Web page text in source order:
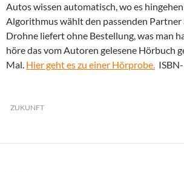
Autos wissen automatisch, wo es
Algorithmus wählt den passenden Partner
Drohne liefert ohne Bestellung, was man
höre das vom Autoren gelesene Hörbuch
Mal. Hier geht es zu einer Hörprobe.
ZUKUNFT